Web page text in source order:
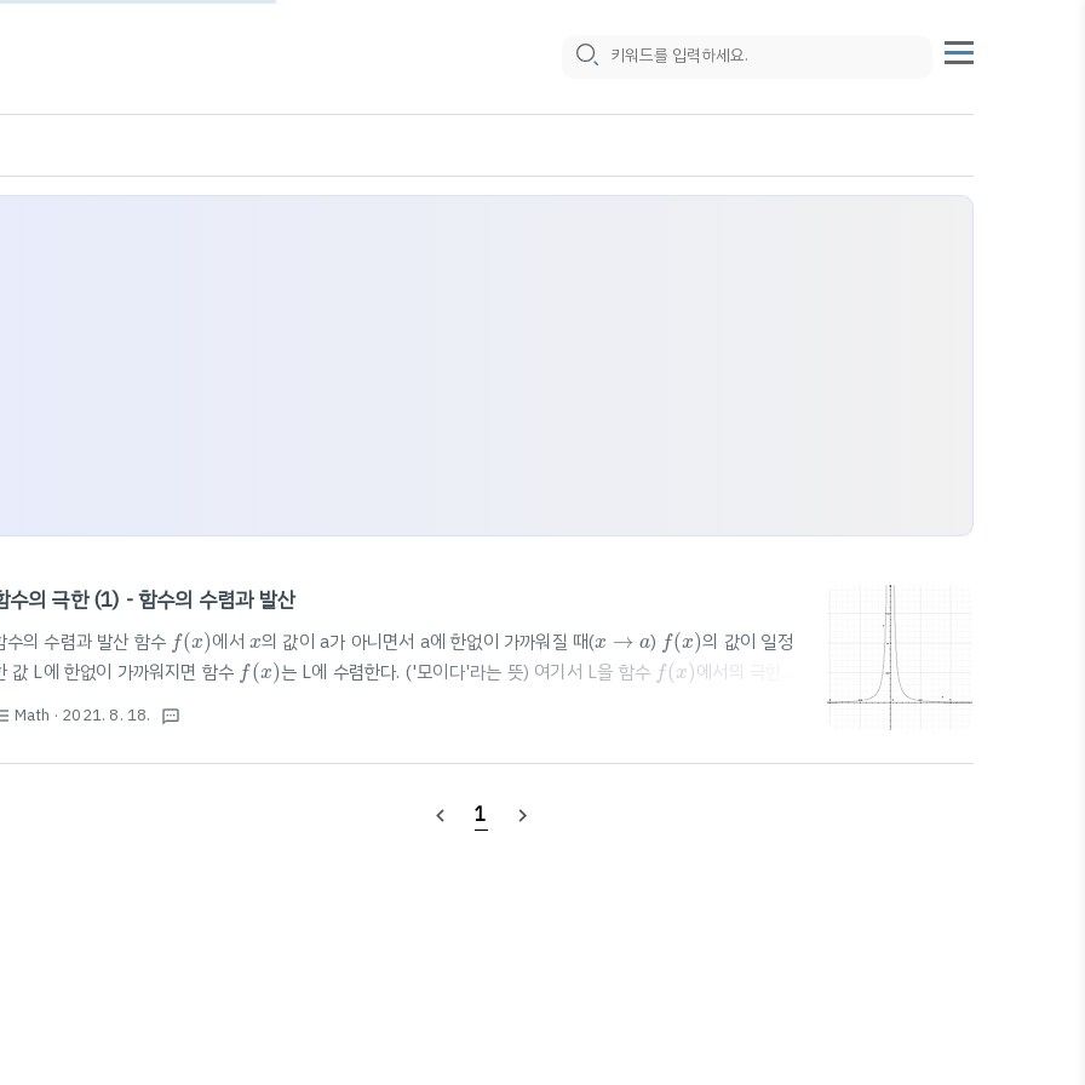
수의 극한 (1) - 함수의 수렴과 발산
수의 수렴과 발산 함수 f(x)
f(x) 에서 x
x의 값이 a가 아니면서 a에 한없이 가까워질 때(x → a
x →a ) f(x)
f(x) 의 값이 일정
값 L에 한없이 가까워지면 함수 f(x)
f(x) 는 L에 수렴한다. ('모이다'라는 뜻) 여기서 L을 함수 f(x)
f(x) 에서의 극한값
or 극한이라고 함. 표현하는 방법:
= L
가갈 때 f(x)는 L로 다가간다.) 발산: 수렴하지 않는 모든 경우 (함수
(x)는 발산한다고 한다.) 함수f(x)에서 x의 값이 a가 아니면서 a에 한없이 가까워질 때, ..
Math · 2021. 8. 18. textsms
navigate_before 1 navigate_next